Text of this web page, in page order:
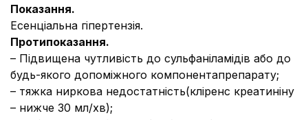
Показання.
Есенціальна гіпертензія.
Протипоказання.
– Підвищена чутливість до сульфаніламідів або до
будь-якого допоміжного компонентапрепарату;
– тяжка ниркова недостатність(кліренс креатиніну
– нижче 30 мл/хв);